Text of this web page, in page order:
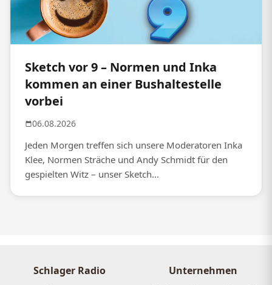
Sketch vor 9 – Normen und Inka
kommen an einer Bushaltestelle
vorbei
06.08.2026
Jeden Morgen treffen sich unsere Moderatoren Inka
Klee, Normen Sträche und Andy Schmidt für den
gespielten Witz – unser Sketch...
Schlager Radio Unternehmen